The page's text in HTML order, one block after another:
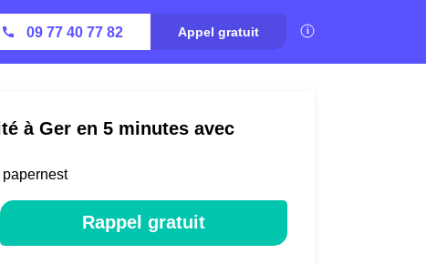
09 77 40 77 82 Appel gratuit
à Ger en 5 minutes avec
Rappel gratuit